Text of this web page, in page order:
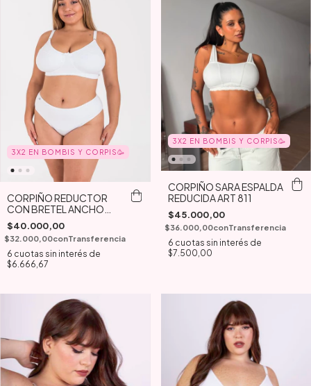
3X2 EN BOMBIS Y CORPIS🥳
CORPIÑO REDUCTOR
CON BRETEL ANCHO
ART 794
$40.000,00
$32.000,00conTransferencia
6 cuotas sin interés de
$6.666,67
3X2 EN BOMBIS Y CORPIS🥳
CORPIÑO SARA ESPALDA
REDUCIDA ART 811
$45.000,00
$36.000,00conTransferencia
6 cuotas sin interés de
$7.500,00